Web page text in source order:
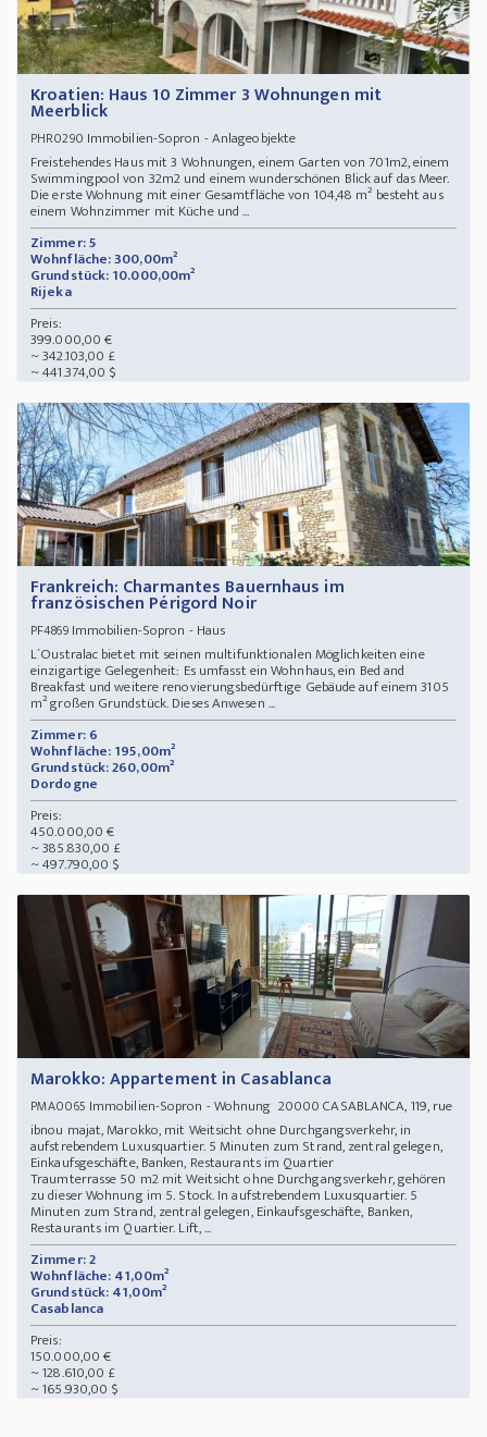
Kroatien: Haus 10 Zimmer 3 Wohnungen mit
Meerblick
PHR0290 Immobilien-Sopron - Anlageobjekte
Freistehendes Haus mit 3 Wohnungen, einem Garten von 701m2, einem
Swimmingpool von 32m2 und einem wunderschönen Blick auf das Meer.
Die erste Wohnung mit einer Gesamtfläche von 104,48 m² besteht aus
einem Wohnzimmer mit Küche und ...
Zimmer: 5
Wohnfläche: 300,00m²
Grundstück: 10.000,00m²
Rijeka
Preis:
399.000,00 €
~ 342.103,00 £
~ 441.374,00 $
Frankreich: Charmantes Bauernhaus im
französischen Périgord Noir
PF4869Immobilien-Sopron - Haus
L´Oustralac bietet mit seinen multifunktionalen Möglichkeiten eine
einzigartige Gelegenheit: Es umfasst ein Wohnhaus, ein Bed and
Breakfast und weitere renovierungsbedürftige Gebäude auf einem 3105
m² großen Grundstück. Dieses Anwesen ...
Zimmer: 6
Wohnfläche: 195,00m²
Grundstück: 260,00m²
Dordogne
Preis:
450.000,00 €
~ 385.830,00 £
~ 497.790,00 $
Marokko: Appartement in Casablanca
PMA0065 Immobilien-Sopron - Wohnung 20000 CASABLANCA, 119, rue
ibnou majat, Marokko, mit Weitsicht ohne Durchgangsverkehr, in
aufstrebendem Luxusquartier. 5 Minuten zum Strand, zentral gelegen,
Einkaufsgeschäfte, Banken, Restaurants im Quartier
Traumterrasse 50 m2 mit Weitsicht ohne Durchgangsverkehr, gehören
zu dieser Wohnung im 5. Stock. In aufstrebendem Luxusquartier. 5
Minuten zum Strand, zentral gelegen, Einkaufsgeschäfte, Banken,
Restaurants im Quartier. Lift, ...
Zimmer: 2
Wohnfläche: 41,00m²
Grundstück: 41,00m²
Casablanca
Preis:
150.000,00 €
~ 128.610,00 £
~ 165.930,00 $